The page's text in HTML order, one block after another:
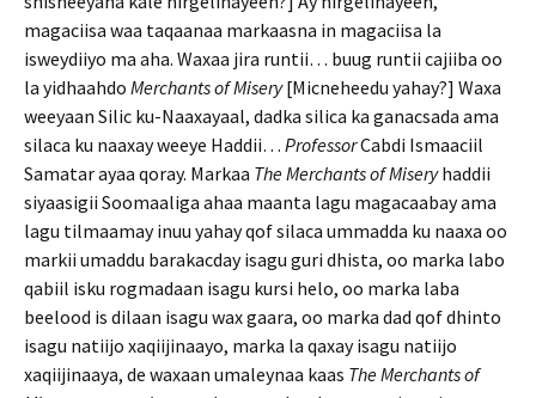
magaciisa waa taqaanaa markaasna in magaciisa la
isweydiiyo ma aha. Waxaa jira runtii… buug runtii cajiiba oo
la yidhaahdo Merchants of Misery[Micneheedu yahay?] Waxa
weeyaan Silic ku-Naaxayaal, dadka silica ka ganacsada ama
silaca ku naaxay weeye Haddii… ProfessorCabdi Ismaaciil
Samatar ayaa qoray. Markaa The Merchants of Miseryhaddii
siyaasigii Soomaaliga ahaa maanta lagu magacaabay ama
lagu tilmaamay inuu yahay qof silaca ummadda ku naaxa oo
markii umaddu barakacday isagu guri dhista, oo marka labo
qabiil isku rogmadaan isagu kursi helo, oo marka laba
beelood is dilaan isagu wax gaara, oo marka dad qof dhinto
isagu natiijo xaqiijinaayo, marka la qaxay isagu natiijo
xaqiijinaaya, de waxaan umaleynaa kaas The Merchants of